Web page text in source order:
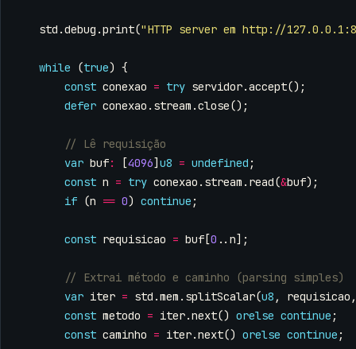
std .debug .print("HTTP server em http://
while (true) {
const conexao = try servidor.accept();
defer conexao . stream .close();
var buf: [4096] u8 = undefined ;
const n = try conexao . stream . read(&buf);
if (n == 0) continue ;
const requisicao = buf [0 .. n];
var iter = std .mem . splitScalar(u8 , requisicao ,
const metodo = iter.next() orelse continue ;
const caminho = iter.next() orelse continue ;